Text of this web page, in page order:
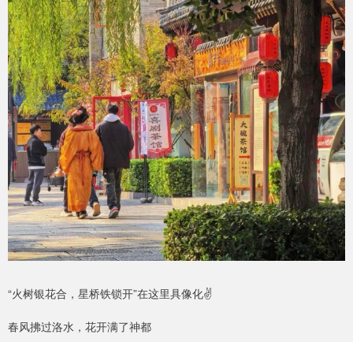
“火树银花合，星桥铁锁开”在这里具像化✌
春风拂过洛水，花开满了神都